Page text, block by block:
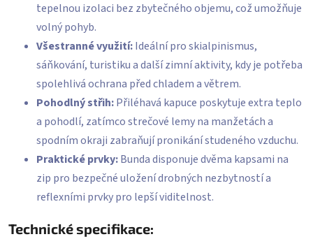
tepelnou izolaci bez zbytečného objemu, což umožňuje
volný pohyb.
Všestranné využití:Ideální pro skialpinismus,
sáňkování, turistiku a další zimní aktivity, kdy je potřeba
spolehlivá ochrana před chladem a větrem.
Pohodlný střih:Přiléhavá kapuce poskytuje extra teplo
a pohodlí, zatímco strečové lemy na manžetách a
spodním okraji zabraňují pronikání studeného vzduchu.
Praktické prvky:Bunda disponuje dvěma kapsami na
zip pro bezpečné uložení drobných nezbytností a
reflexními prvky pro lepší viditelnost.
Technické specifikace: